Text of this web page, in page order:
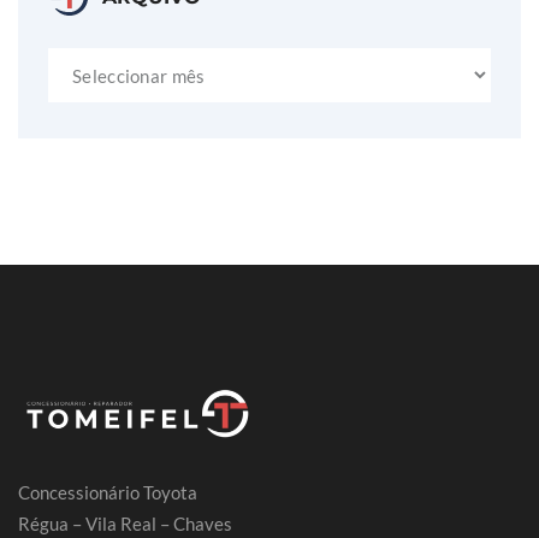
Concessionário Toyota
Régua – Vila Real – Chaves